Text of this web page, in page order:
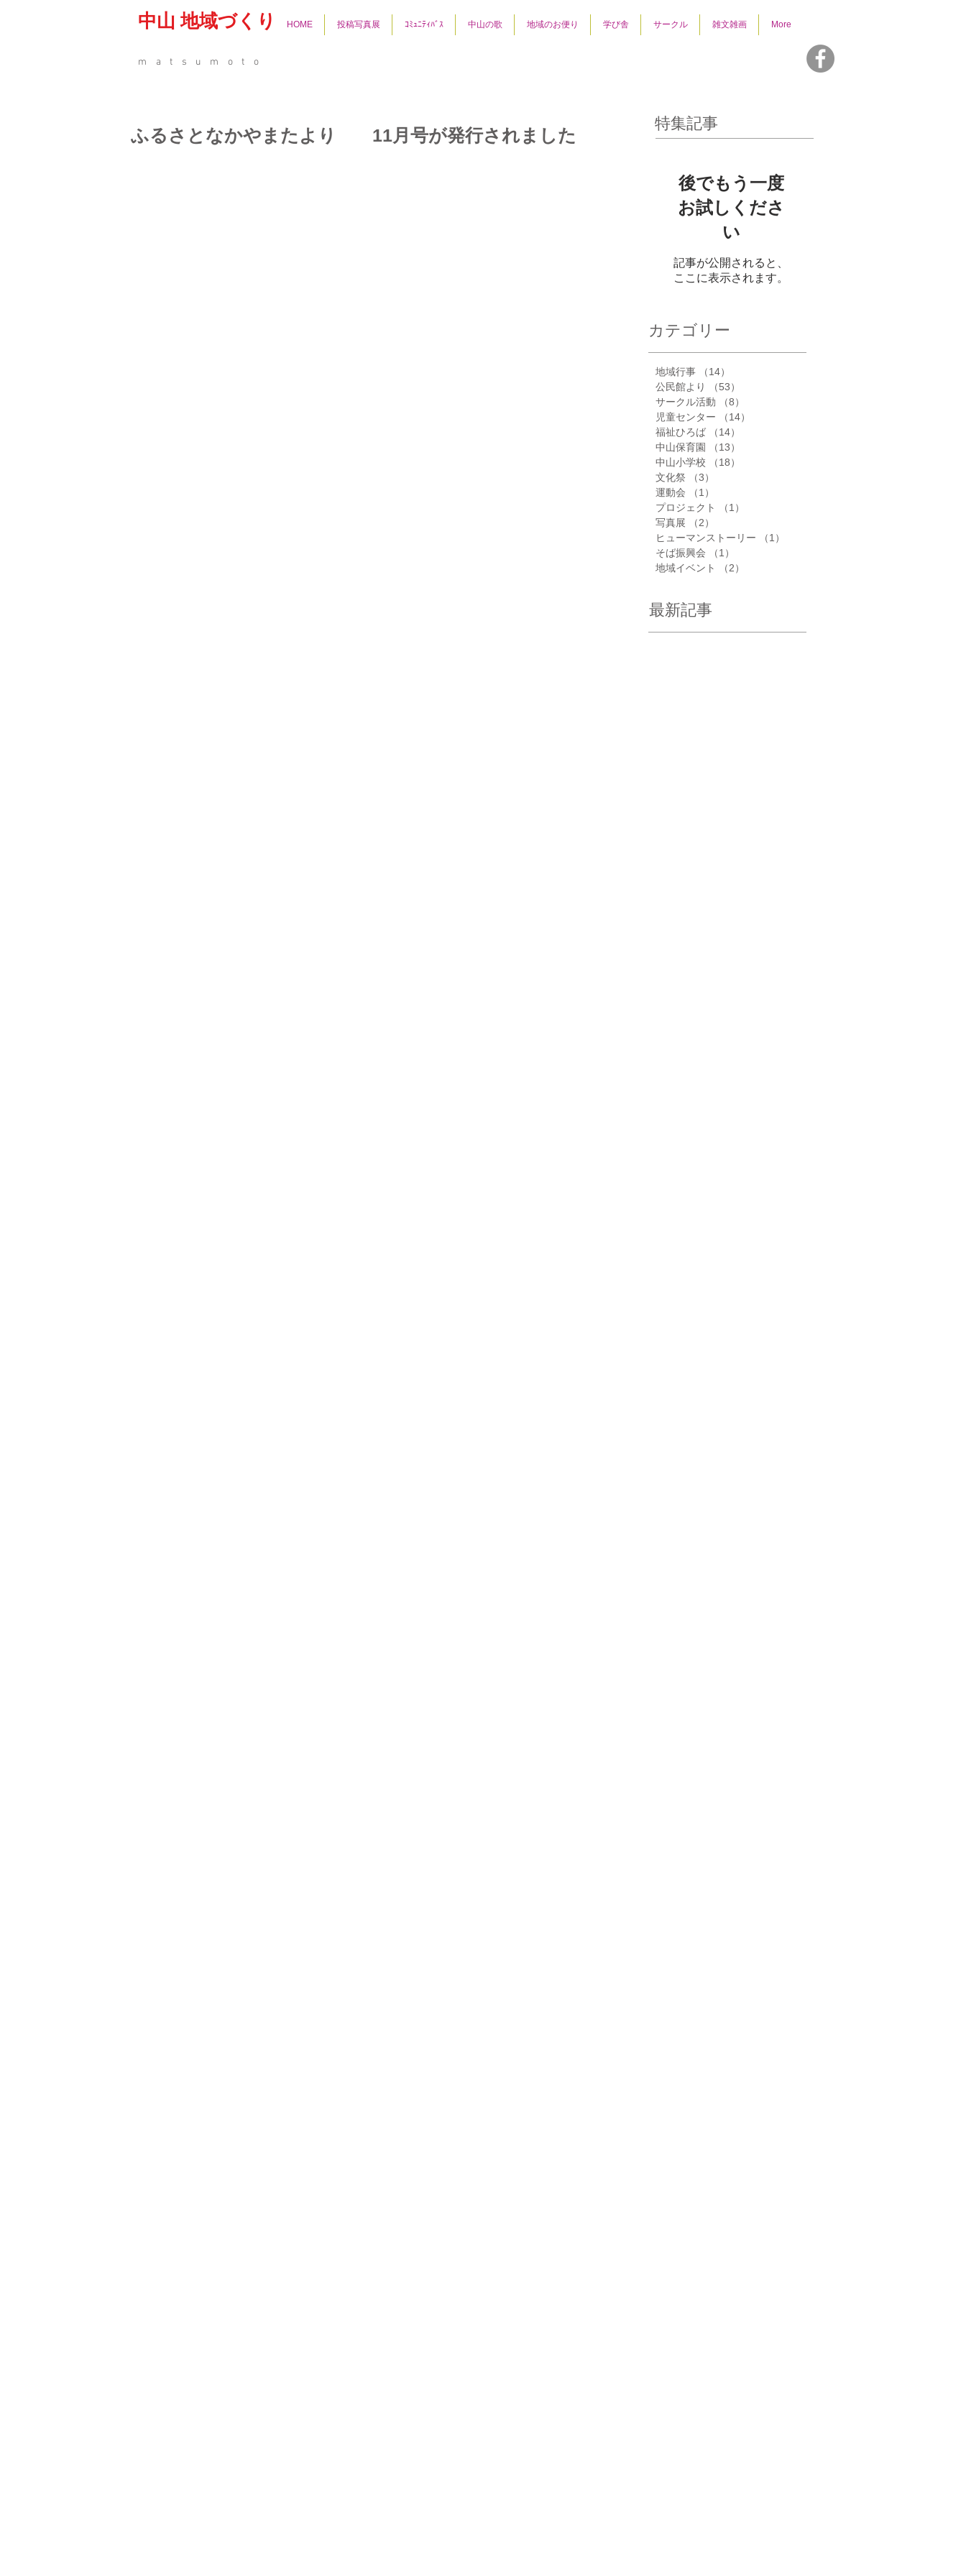
中山 地域づくり HOME 投稿写真展 ｺﾐｭﾆﾃｨﾊﾞｽ 中山の歌 地域のお便り 学び舎 サークル 雑文雑画 More
matsumoto
ふるさとなかやまたより 11月号が発行されました
特集記事
後でもう一度
お試しくださ
い
記事が公開されると、
ここに表示されます。
カテゴリー
地域行事 （14）
公民館より
（53）
サークル活動
（8）
児童センター
（14）
福祉ひろば
（14）
中山保育園
（13）
中山小学校
（18）
文化祭
（3）
運動会
（1）
プロジェクト
（1）
写真展
（2）
ヒューマンストーリー
（1）
そば振興会
（1）
地域イベント
（2）
最新記事